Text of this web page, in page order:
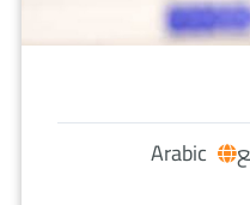
Arabic